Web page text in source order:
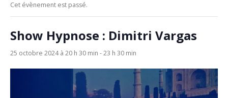
CONTACTEZ-NOUS
Cet évènement est passé.
Show Hypnose : Dimitri Vargas
25 octobre 2024 à 20 h 30 min -23 h 30 min